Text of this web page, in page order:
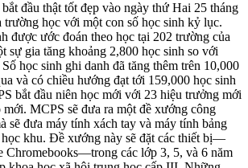
đầu thật tốt đẹp vào ngày thứ Hai 25 tháng
học với một con số học sinh kỷ lục.
được ước đoán theo học tại 202 trường của
sự gia tăng khoảng 2,800 học sinh so với
học sinh ghi danh đã tăng thêm trên 10,000
và có chiều hướng đạt tới 159,000 học sinh
bắt đầu niên học mới với 23 hiệu trưởng mới
mới. MCPS sẽ đưa ra một đề xướng công
sẽ đưa máy tính xách tay và máy tính bảng
học khu. Đề xướng này sẽ đặt các thiết bị—
Chromebooks—trong các lớp 3, 5, và 6 năm